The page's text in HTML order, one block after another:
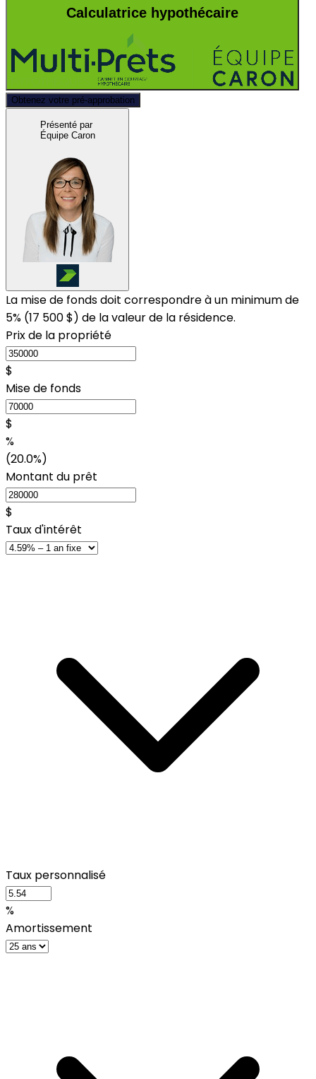
Calculatrice hypothécaire
Obtenez votre pré-approbation
Présenté par
Équipe Caron
La mise de fonds doit correspondre à un minimum de
5% (17 500 $) de la valeur de la résidence.
Prix de la propriété
$
Mise de fonds
$
%
(20.0%)
Montant du prêt
$
Taux d'intérêt
Taux personnalisé
%
Amortissement